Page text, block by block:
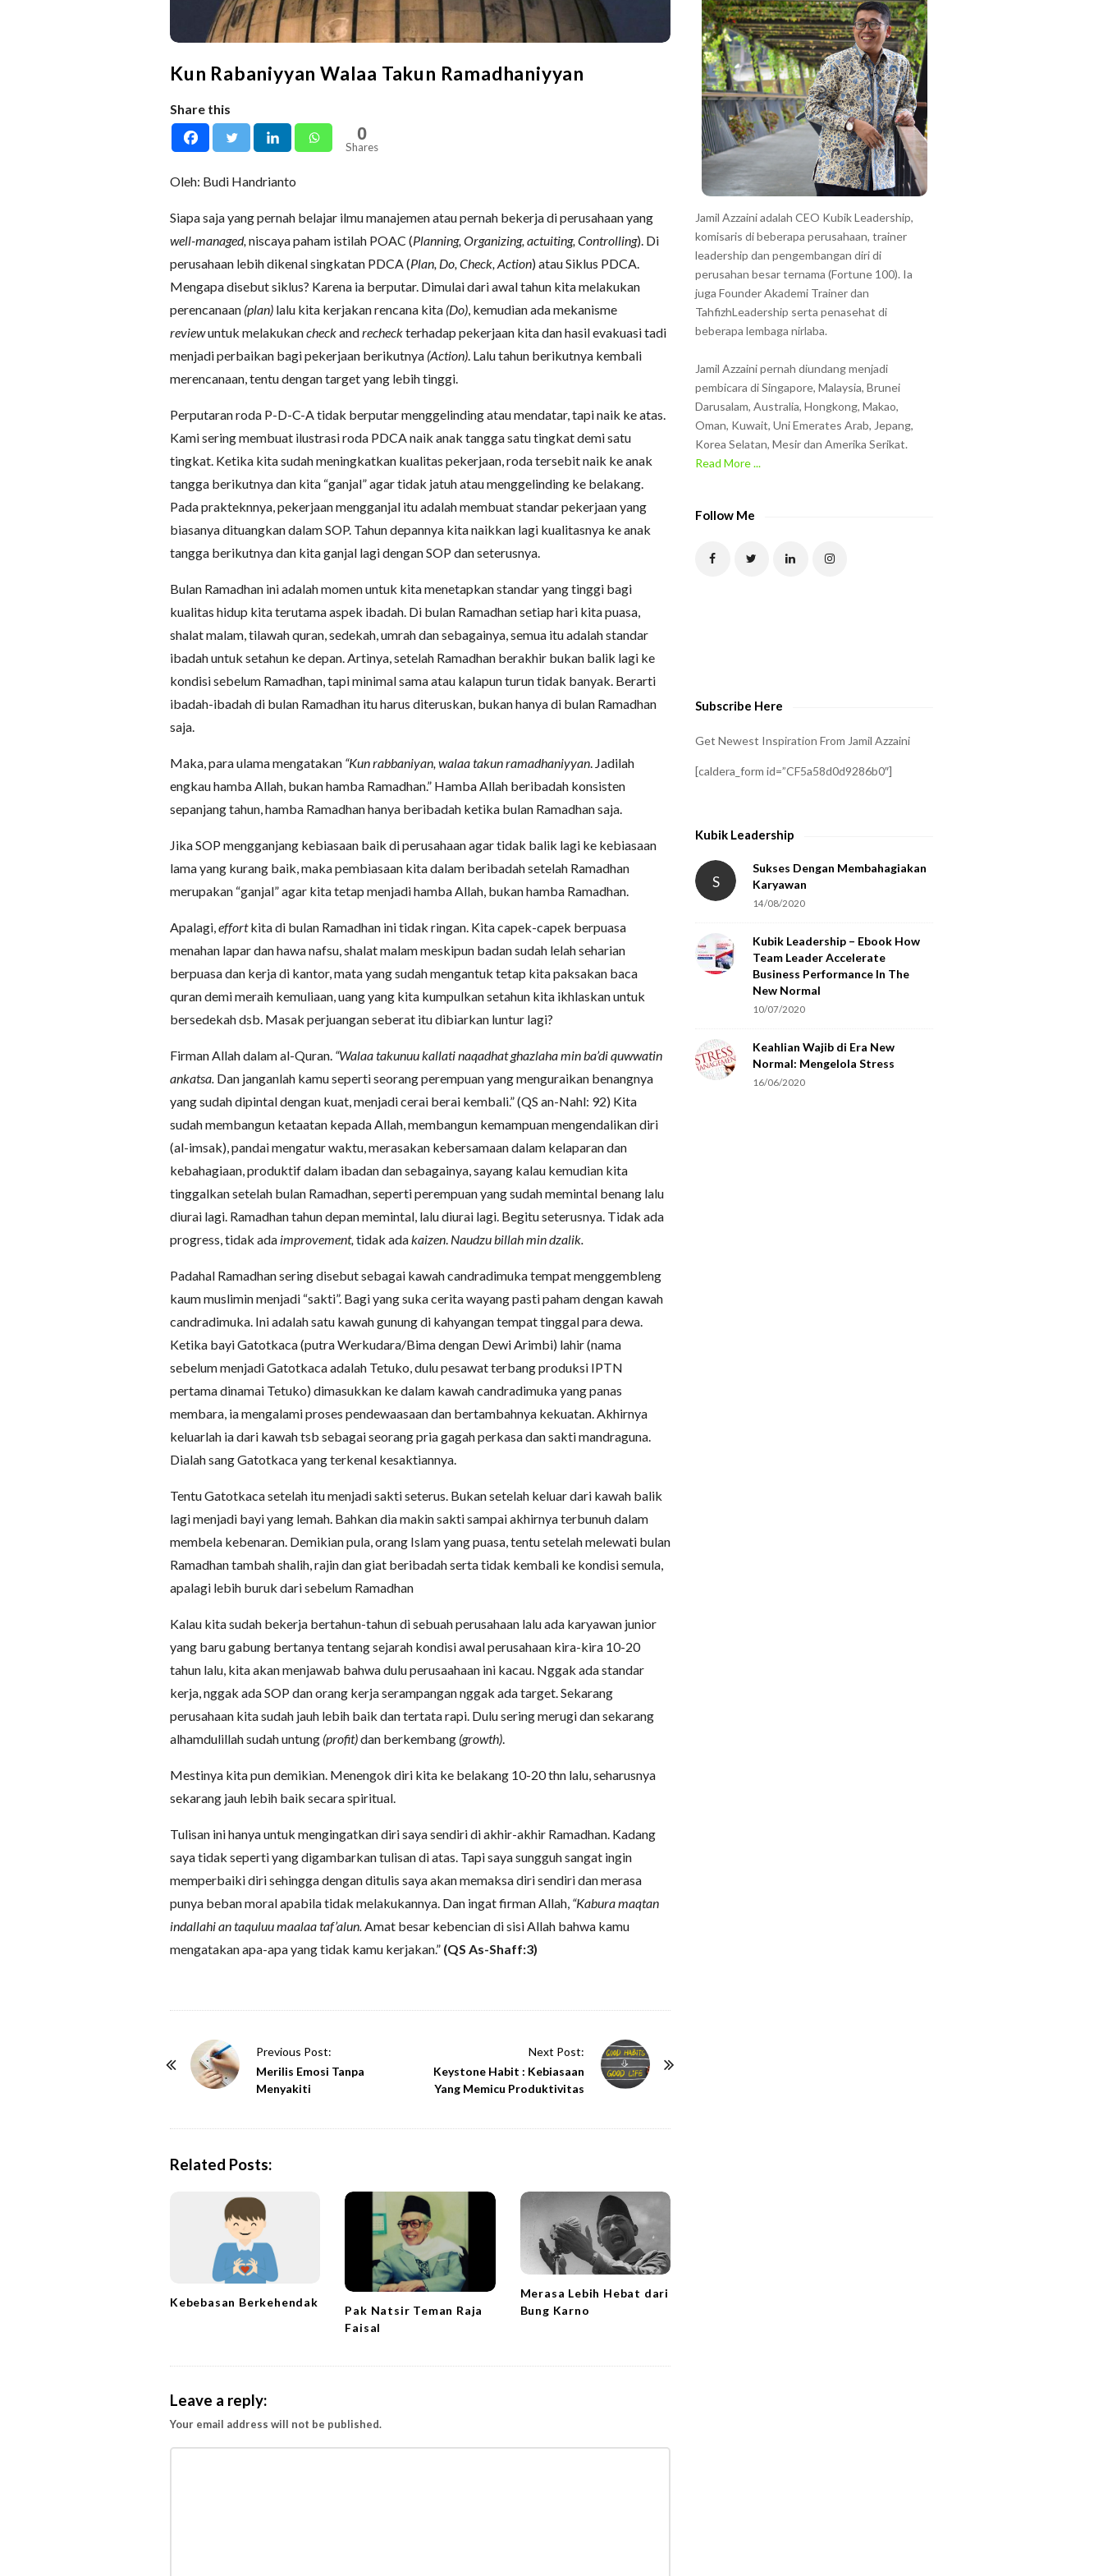
Kun Rabaniyyan Walaa Takun Ramadhaniyyan
Share this
0
Shares
Oleh: Budi Handrianto
Siapa saja yang pernah belajar ilmu manajemen atau pernah bekerja di perusahaan yang
well-managed,niscaya paham istilah POAC (Planning, Organizing, actuiting, Controlling). Di
perusahaan lebih dikenal singkatan PDCA (Plan, Do, Check, Action) atau Siklus PDCA.
Mengapa disebut siklus? Karena ia berputar. Dimulai dari awal tahun kita melakukan
perencanaan (plan) lalu kita kerjakan rencana kita (Do), kemudian ada mekanisme
reviewuntuk melakukancheckandrecheckterhadap pekerjaan kita dan hasil evakuasi tadi
menjadi perbaikan bagi pekerjaan berikutnya (Action). Lalu tahun berikutnya kembali
merencanaan, tentu dengan target yang lebih tinggi.
Perputaran roda P-D-C-A tidak berputar menggelinding atau mendatar, tapi naik ke atas.
Kami sering membuat ilustrasi roda PDCA naik anak tangga satu tingkat demi satu
tingkat. Ketika kita sudah meningkatkan kualitas pekerjaan, roda tersebit naik ke anak
tangga berikutnya dan kita “ganjal” agar tidak jatuh atau menggelinding ke belakang.
Pada prakteknnya, pekerjaan mengganjal itu adalah membuat standar pekerjaan yang
biasanya dituangkan dalam SOP. Tahun depannya kita naikkan lagi kualitasnya ke anak
tangga berikutnya dan kita ganjal lagi dengan SOP dan seterusnya.
Bulan Ramadhan ini adalah momen untuk kita menetapkan standar yang tinggi bagi
kualitas hidup kita terutama aspek ibadah. Di bulan Ramadhan setiap hari kita puasa,
shalat malam, tilawah quran, sedekah, umrah dan sebagainya, semua itu adalah standar
ibadah untuk setahun ke depan. Artinya, setelah Ramadhan berakhir bukan balik lagi ke
kondisi sebelum Ramadhan, tapi minimal sama atau kalapun turun tidak banyak. Berarti
ibadah-ibadah di bulan Ramadhan itu harus diteruskan, bukan hanya di bulan Ramadhan
saja.
Maka, para ulama mengatakan “Kun rabbaniyan, walaa takun ramadhaniyyan. Jadilah
engkau hamba Allah, bukan hamba Ramadhan.” Hamba Allah beribadah konsisten
sepanjang tahun, hamba Ramadhan hanya beribadah ketika bulan Ramadhan saja.
Jika SOP mengganjang kebiasaan baik di perusahaan agar tidak balik lagi ke kebiasaan
lama yang kurang baik, maka pembiasaan kita dalam beribadah setelah Ramadhan
merupakan “ganjal” agar kita tetap menjadi hamba Allah, bukan hamba Ramadhan.
Apalagi,effortkita di bulan Ramadhan ini tidak ringan. Kita capek-capek berpuasa
menahan lapar dan hawa nafsu, shalat malam meskipun badan sudah lelah seharian
berpuasa dan kerja di kantor, mata yang sudah mengantuk tetap kita paksakan baca
quran demi meraih kemuliaan, uang yang kita kumpulkan setahun kita ikhlaskan untuk
bersedekah dsb. Masak perjuangan seberat itu dibiarkan luntur lagi?
Firman Allah dalam al-Quran. “Walaa takunuu kallati naqadhat ghazlaha min ba’di quwwatin
ankatsa. Dan janganlah kamu seperti seorang perempuan yang menguraikan benangnya
yang sudah dipintal dengan kuat, menjadi cerai berai kembali.” (QS an-Nahl: 92) Kita
sudah membangun ketaatan kepada Allah, membangun kemampuan mengendalikan diri
(al-imsak), pandai mengatur waktu, merasakan kebersamaan dalam kelaparan dan
kebahagiaan, produktif dalam ibadan dan sebagainya, sayang kalau kemudian kita
tinggalkan setelah bulan Ramadhan, seperti perempuan yang sudah memintal benang lalu
diurai lagi. Ramadhan tahun depan memintal, lalu diurai lagi. Begitu seterusnya. Tidak ada
progress, tidak ada improvement,tidak adakaizen. Naudzu billah min dzalik.
Padahal Ramadhan sering disebut sebagai kawah candradimuka tempat menggembleng
kaum muslimin menjadi “sakti”. Bagi yang suka cerita wayang pasti paham dengan kawah
candradimuka. Ini adalah satu kawah gunung di kahyangan tempat tinggal para dewa.
Ketika bayi Gatotkaca (putra Werkudara/Bima dengan Dewi Arimbi) lahir (nama
sebelum menjadi Gatotkaca adalah Tetuko, dulu pesawat terbang produksi IPTN
pertama dinamai Tetuko) dimasukkan ke dalam kawah candradimuka yang panas
membara, ia mengalami proses pendewaasaan dan bertambahnya kekuatan. Akhirnya
keluarlah ia dari kawah tsb sebagai seorang pria gagah perkasa dan sakti mandraguna.
Dialah sang Gatotkaca yang terkenal kesaktiannya.
Tentu Gatotkaca setelah itu menjadi sakti seterus. Bukan setelah keluar dari kawah balik
lagi menjadi bayi yang lemah. Bahkan dia makin sakti sampai akhirnya terbunuh dalam
membela kebenaran. Demikian pula, orang Islam yang puasa, tentu setelah melewati bulan
Ramadhan tambah shalih, rajin dan giat beribadah serta tidak kembali ke kondisi semula,
apalagi lebih buruk dari sebelum Ramadhan
Kalau kita sudah bekerja bertahun-tahun di sebuah perusahaan lalu ada karyawan junior
yang baru gabung bertanya tentang sejarah kondisi awal perusahaan kira-kira 10-20
tahun lalu, kita akan menjawab bahwa dulu perusaahaan ini kacau. Nggak ada standar
kerja, nggak ada SOP dan orang kerja serampangan nggak ada target. Sekarang
perusahaan kita sudah jauh lebih baik dan tertata rapi. Dulu sering merugi dan sekarang
alhamdulillah sudah untung (profit)dan berkembang (growth).
Mestinya kita pun demikian. Menengok diri kita ke belakang 10-20 thn lalu, seharusnya
sekarang jauh lebih baik secara spiritual.
Tulisan ini hanya untuk mengingatkan diri saya sendiri di akhir-akhir Ramadhan. Kadang
saya tidak seperti yang digambarkan tulisan di atas. Tapi saya sungguh sangat ingin
memperbaiki diri sehingga dengan ditulis saya akan memaksa diri sendiri dan merasa
punya beban moral apabila tidak melakukannya. Dan ingat firman Allah, “Kabura maqtan
indallahi an taquluu maalaa taf’alun.Amat besar kebencian di sisi Allah bahwa kamu
mengatakan apa-apa yang tidak kamu kerjakan.” (QS As-Shaff:3)
Previous Post:
Merilis Emosi Tanpa
Menyakiti
Next Post:
Keystone Habit : Kebiasaan
Yang Memicu Produktivitas
Related Posts:
Kebebasan Berkehendak
Pak Natsir Teman Raja
Faisal
Merasa Lebih Hebat dari
Bung Karno
Leave a reply:
Your email address will not be published.
Jamil Azzaini adalah CEO Kubik Leadership,
komisaris di beberapa perusahaan, trainer
leadership dan pengembangan diri di
perusahan besar ternama (Fortune 100). Ia
juga Founder Akademi Trainer dan
TahfizhLeadership serta penasehat di
beberapa lembaga nirlaba.
Jamil Azzaini pernah diundang menjadi
pembicara di Singapore, Malaysia, Brunei
Darusalam, Australia, Hongkong, Makao,
Oman, Kuwait, Uni Emerates Arab, Jepang,
Korea Selatan, Mesir dan Amerika Serikat.
Read More ...
Follow Me
Subscribe Here
Get Newest Inspiration From Jamil Azzaini
[caldera_form id=”CF5a58d0d9286b0″]
Kubik Leadership
S
Sukses Dengan Membahagiakan
Karyawan
14/08/2020
Kubik Leadership – Ebook How
Team Leader Accelerate
Business Performance In The
New Normal
10/07/2020
Keahlian Wajib di Era New
Normal: Mengelola Stress
16/06/2020